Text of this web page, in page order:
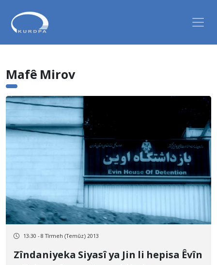
Mafê Mirov
13:30 - 8 Tîrmeh (Temûz) 2013
Zîndaniyeka Siyasî ya Jin li hepisa Êvîn